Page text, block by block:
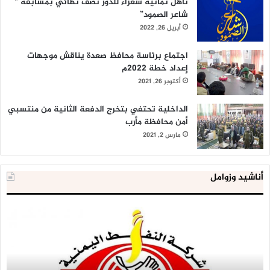
(موقع قناة العالم)
شاعر الصمود”
أبريل 26, 2022
اجتماع برئاسة محافظ صعدة يناقش موجهات
إعداد خطة 2022م
أكتوبر 26, 2021
الداخلية تحتفي بتخرج الدفعة الثانية من منتسبي
أمن محافظة مأرب
مارس 2, 2021
أناشيد وزوامل